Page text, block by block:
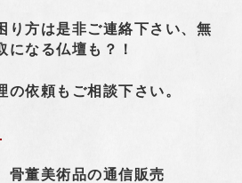
り方は是非ご連絡下さい、無
になる仏壇も？！
依頼もご相談下さい。
骨董美術品の通信販売